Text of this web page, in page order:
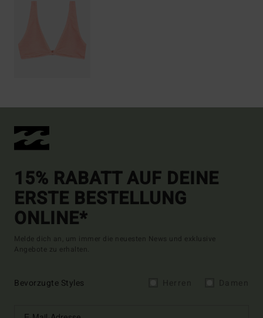
15% RABATT AUF DEINE
ERSTE BESTELLUNG
ONLINE*
Melde dich an, um immer die neuesten News und exklusive
Angebote zu erhalten.
Bevorzugte Styles